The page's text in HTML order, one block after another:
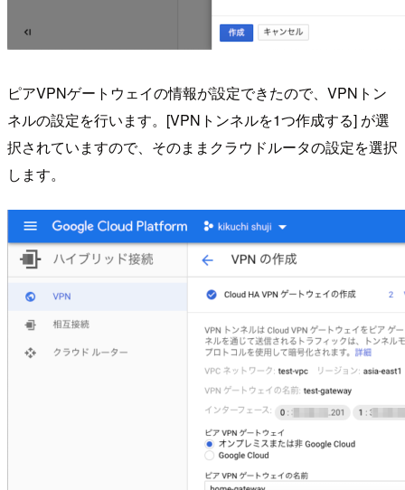
ピアVPNゲートウェイの情報が設定できたので、VPNトン
ネルの設定を行います。[VPNトンネルを1つ作成する] が選
択されていますので、そのままクラウドルータの設定を選択
します。